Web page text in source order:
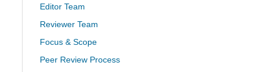
Editor Team
Reviewer Team
Focus & Scope
Peer Review Process